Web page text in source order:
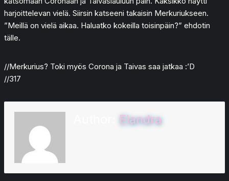
harjoittelevan vielä. Siirsin katseeni takaisin Merkuriukseen.
”Meillä on vielä aikaa. Haluatko kokeilla toisinpäin?” ehdotin
tälle.
//Merkurius? Toki myös Corona ja Taivas saa jatkaa :’D
//317
Elandra